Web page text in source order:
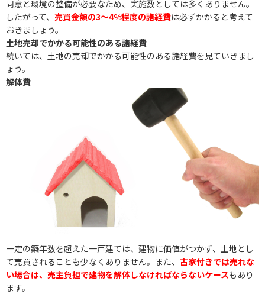
同意と環境の整備が必要なため、実施数としては多くありません。
したがって、 売買金額の3〜4%程度の諸経費は必ずかかると考えて
おきましょう。
土地売却でかかる可能性のある諸経費
続いては、土地の売却でかかる可能性のある諸経費を見ていきまし
ょう。
解体費
一定の築年数を超えた一戸建ては、建物に価値がつかず、土地とし
て売買されることも少なくありません。また、 古家付きでは売れな
い場合は、売主負担で建物を解体しなければならないケースもあり
ます。